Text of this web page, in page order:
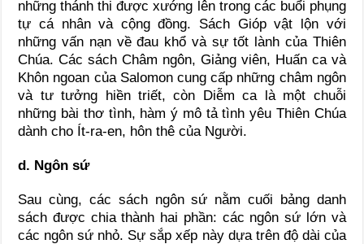
những thánh thi được xướng lên trong các buổi phụng
tự cá nhân và cộng đồng. Sách Gióp vật lộn với
những vấn nạn về đau khổ và sự tốt lành của Thiên
Chúa. Các sách Châm ngôn, Giảng viên, Huấn ca và
Khôn ngoan của Salomon cung cấp những châm ngôn
và tư tưởng hiền triết, còn Diễm ca là một chuỗi
những bài thơ tình, hàm ý mô tả tình yêu Thiên Chúa
dành cho Ít-ra-en, hôn thê của Người.
d. Ngôn sứ
Sau cùng, các sách ngôn sứ nằm cuối bảng danh
sách được chia thành hai phần: các ngôn sứ lớn và
các ngôn sứ nhỏ. Sự sắp xếp này dựa trên độ dài của